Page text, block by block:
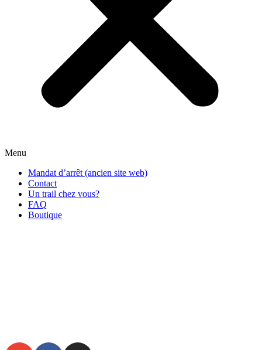
Menu
Mandat d’arrêt (ancien site web)
Contact
Un trail chez vous?
FAQ
Boutique